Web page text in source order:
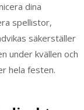
dina
spellistor,
säkerställer
under kvällen och
hela festen.